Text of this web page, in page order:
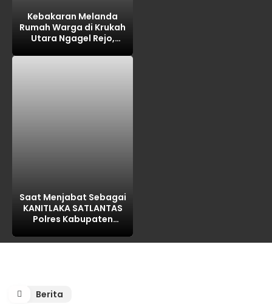
Kebakaran Melanda
Rumah Warga di Krukah
Utara Ngagel Rejo,
Juta
Saat Menjabat Sebagai
KANITLAKA SATLANTAS
Polres Kabupaten
REKAYASA BAP
Berita